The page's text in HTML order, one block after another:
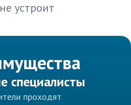
устроит
специалисты
проходят